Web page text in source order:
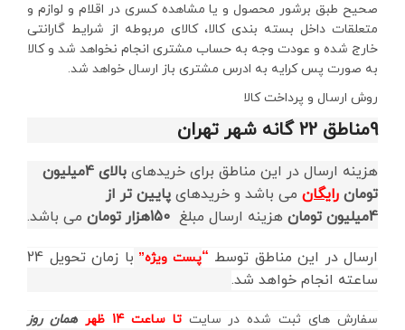
صحیح طبق برشور محصول و یا مشاهده کسری در اقلام و لوازم و
متعلقات داخل بسته بندی کالا، کالای مربوطه از شرایط گارانتی
خارج شده و عودت وجه به حساب مشتری انجام نخواهد شد و کالا
به صورت پس کرایه به ادرس مشتری باز ارسال خواهد شد.
روش ارسال و پرداخت کالا
9مناطق 22 گانه شهر تهران
هزینه ارسال در این مناطق برای خریدهای
بالای 4میلیون
تومان رایگان می باشد و خریدهای پایین تر از
4میلیون
تومان هزینه ارسال مبلغ 150هزار تومان می باشد.
ارسال در این مناطق توسط “پست ویژه”
با زمان تحویل 24
ساعته انجام خواهد شد.
سفارش های ثبت شده در سایتتا ساعت 14 ظهر
همان روز